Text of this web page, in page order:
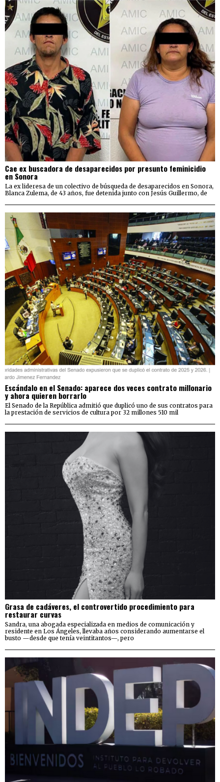
Cae ex buscadora de desaparecidos por presunto feminicidio
en Sonora
La ex lideresa de un colectivo de búsqueda de desaparecidos en Sonora,
Blanca Zulema, de 43 años, fue detenida junto con Jesús Guillermo, de
Escándalo en el Senado: aparece dos veces contrato millonario
y ahora quieren borrarlo
El Senado de la República admitió que duplicó uno de sus contratos para
la prestación de servicios de cultura por 32 millones 510 mil
Grasa de cadáveres, el controvertido procedimiento para
restaurar curvas
Sandra, una abogada especializada en medios de comunicación y
residente en Los Ángeles, llevaba años considerando aumentarse el
busto —desde que tenía veintitantos—, pero